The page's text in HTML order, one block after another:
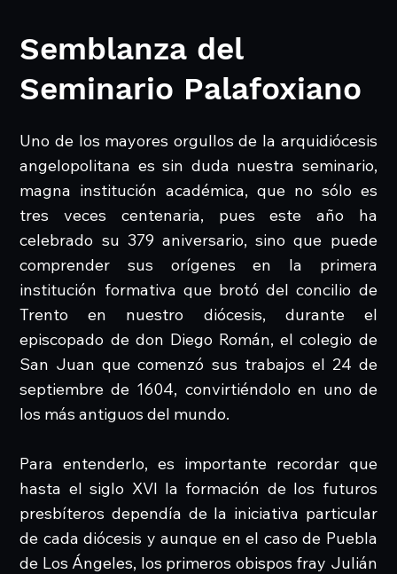
Semblanza del
Seminario Palafoxiano
Uno de los mayores orgullos de la arquidiócesis
angelopolitana es sin duda nuestra seminario,
magna institución académica, que no sólo es
tres veces centenaria, pues este año ha
celebrado su 379 aniversario, sino que puede
comprender sus orígenes en la primera
institución formativa que brotó del concilio de
Trento en nuestro diócesis, durante el
episcopado de don Diego Román, el colegio de
San Juan que comenzó sus trabajos el 24 de
septiembre de 1604, convirtiéndolo en uno de
los más antiguos del mundo.
Para entenderlo, es importante recordar que
hasta el siglo XVI la formación de los futuros
presbíteros dependía de la iniciativa particular
de cada diócesis y aunque en el caso de Puebla
de Los Ángeles, los primeros obispos fray Julián